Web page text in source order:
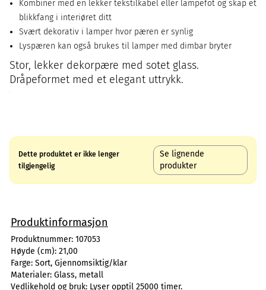
Kombiner med en lekker tekstilkabel eller lampefot og skap et
blikkfang i interiøret ditt
Svært dekorativ i lamper hvor pæren er synlig
Lyspæren kan også brukes til lamper med dimbar bryter
Stor, lekker dekorpære med sotet glass.
Dråpeformet med et elegant uttrykk.
Dette produktet er ikke lenger
tilgjengelig
Se lignende
produkter
Produktinformasjon
Produktnummer: 107053
Høyde (cm): 21,00
Farge: Sort, Gjennomsiktig/klar
Materialer: Glass, metall
Vedlikehold og bruk: Lyser opptil 25000 timer.